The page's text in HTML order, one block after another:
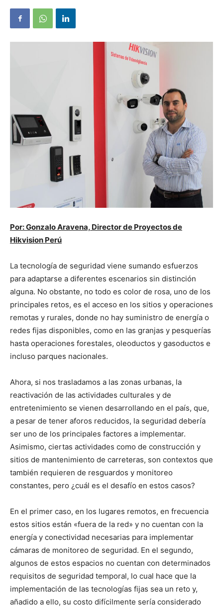
Por: Gonzalo Aravena, Director de Proyectos de
Hikvision Perú
La tecnología de seguridad viene sumando esfuerzos
para adaptarse a diferentes escenarios sin distinción
alguna. No obstante, no todo es color de rosa, uno de los
principales retos, es el acceso en los sitios y operaciones
remotas y rurales, donde no hay suministro de energía o
redes fijas disponibles, como en las granjas y pesquerías
hasta operaciones forestales, oleoductos y gasoductos e
incluso parques nacionales.
Ahora, si nos trasladamos a las zonas urbanas, la
reactivación de las actividades culturales y de
entretenimiento se vienen desarrollando en el país, que,
a pesar de tener aforos reducidos, la seguridad debería
ser uno de los principales factores a implementar.
Asimismo, ciertas actividades como de construcción y
sitios de mantenimiento de carreteras, son contextos que
también requieren de resguardos y monitoreo
constantes, pero ¿cuál es el desafío en estos casos?
En el primer caso, en los lugares remotos, en frecuencia
estos sitios están «fuera de la red» y no cuentan con la
energía y conectividad necesarias para implementar
cámaras de monitoreo de seguridad. En el segundo,
algunos de estos espacios no cuentan con determinados
requisitos de seguridad temporal, lo cual hace que la
implementación de las tecnologías fijas sea un reto y,
añadido a ello, su costo difícilmente sería considerado